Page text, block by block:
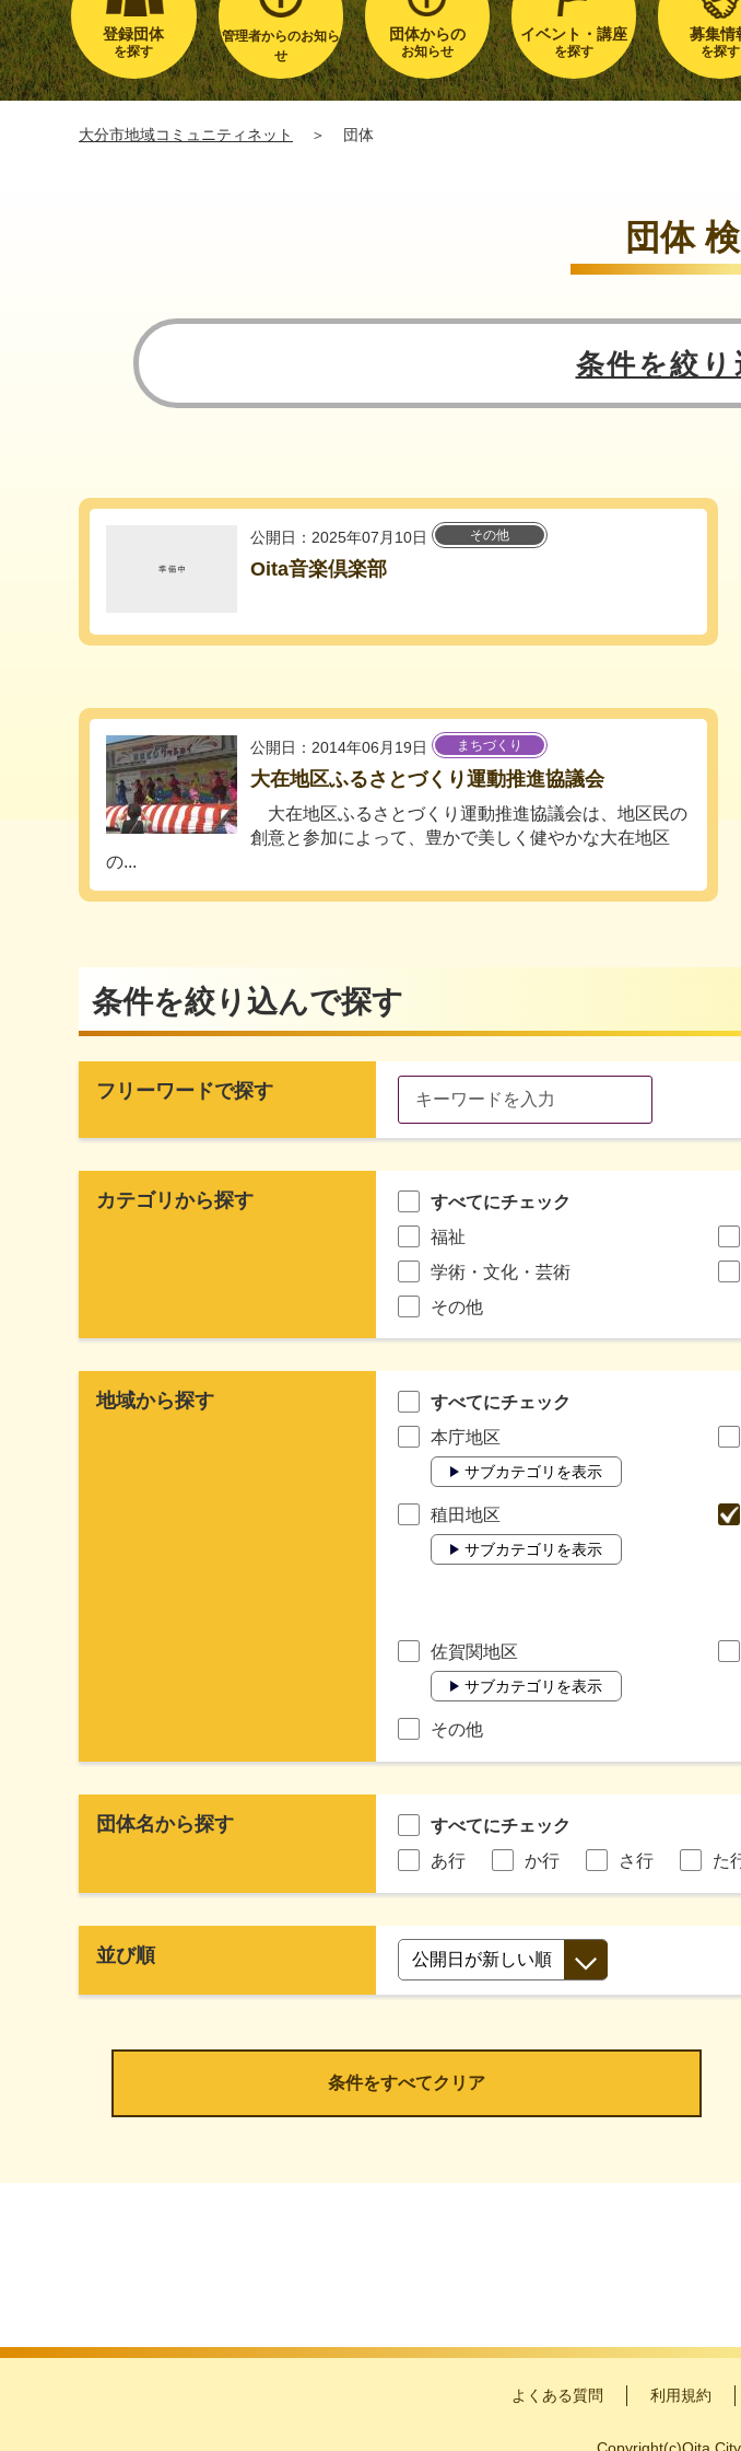
登録団体
を探す
管理者からのお知ら
せ
団体からの
お知らせ
イベント・講座
を探す
募集情
を探す
大分市地域コミュニティネット ＞ 団体
団体
条件を絞
公開日：2025年07月10日 その他
Oita音楽倶楽部
公開日：2014年06月19日 まちづくり
大在地区ふるさとづくり運動推進協議会
大在地区ふるさとづくり運動推進協議会は、地区民の
創意と参加によって、豊かで美しく健やかな大在地区
の...
条件を絞り込んで探す
フリーワードで探す
カテゴリから探す
すべてにチェック
福祉
学術・文化・芸術
その他
地域から探す
すべてにチェック
本庁地区
サブカテゴリを表示
稙田地区
サブカテゴリを表示
佐賀関地区
サブカテゴリを表示
その他
団体名から探す
すべてにチェック
あ行
か行 さ行 た
並び順
よくある質問 利用規約